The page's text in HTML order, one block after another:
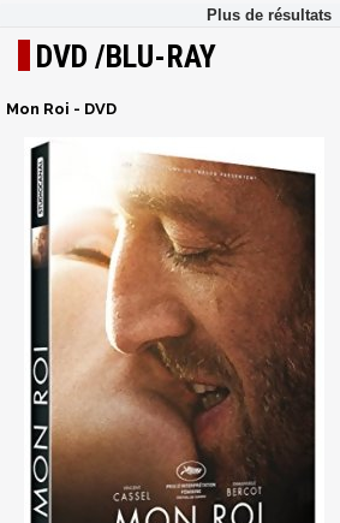
DVD /BLU-RAY
Mon Roi - DVD